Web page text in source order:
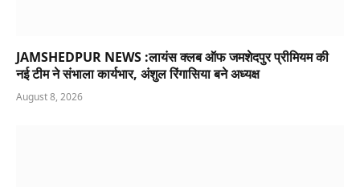
JAMSHEDPUR NEWS :लायंस क्लब ऑफ जमशेदपुर प्रीमियम की
नई टीम ने संभाला कार्यभार, अंशुल रिंगासिया बने अध्यक्ष
August 8, 2026